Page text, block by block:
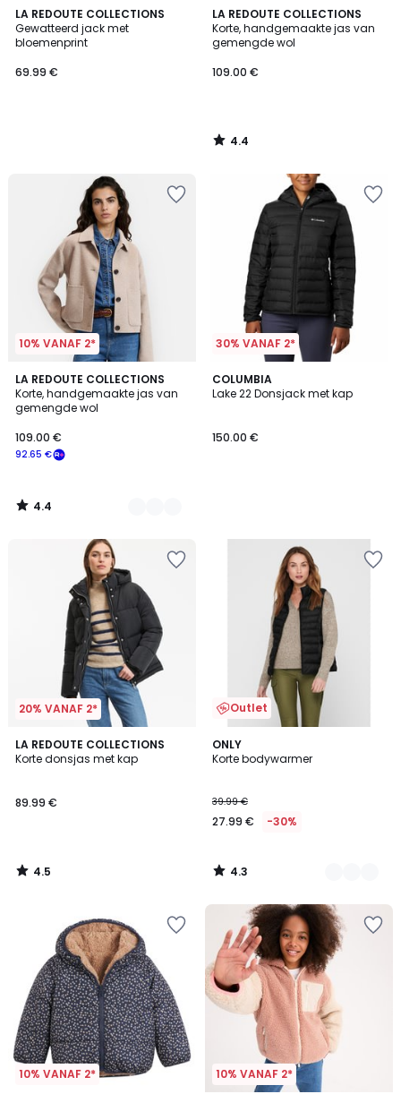
LA REDOUTE COLLECTIONS
Gewatteerd jack met
bloemenprint
69.99 €
LA REDOUTE COLLECTIONS
Korte, handgemaakte jas van
gemengde wol
109.00 €
4.4
/ 5
4.4
/
10% VANAF 2*
LA REDOUTE COLLECTIONS
Korte, handgemaakte jas van
gemengde wol
92.65 €
109.00 €
4.4
/ 5
2
Kleuren
4.4
/
30% VANAF 2*
COLUMBIA
Lake 22 Donsjack met kap
150.00 €
20% VANAF 2*
LA REDOUTE COLLECTIONS
Korte donsjas met kap
89.99 €
4.5
/ 5
4.5
/
Outlet
ONLY
Korte bodywarmer
39.99 €
27.99 € -30%
4.3
/ 5
2
Kleuren
4.3
/
10% VANAF 2* 10% VANAF 2*